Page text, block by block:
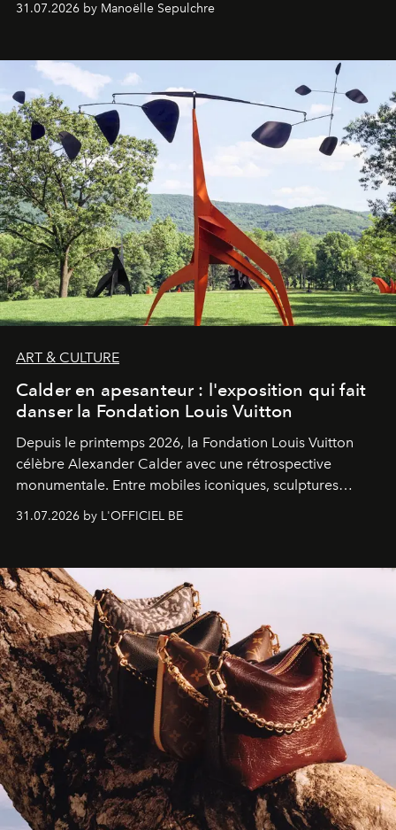
31.07.2026 by Manoëlle Sepulchre
ART & CULTURE
Calder en apesanteur : l'exposition qui fait
danser la Fondation Louis Vuitton
Depuis le printemps 2026, la Fondation Louis Vuitton
célèbre Alexander Calder avec une rétrospective
monumentale. Entre mobiles iconiques, sculptures
monumentales et poésie du mouvement, l'artiste
américain investit les espaces imaginés par Frank Gehry
sculpture.
31.07.2026 by L'OFFICIEL BE